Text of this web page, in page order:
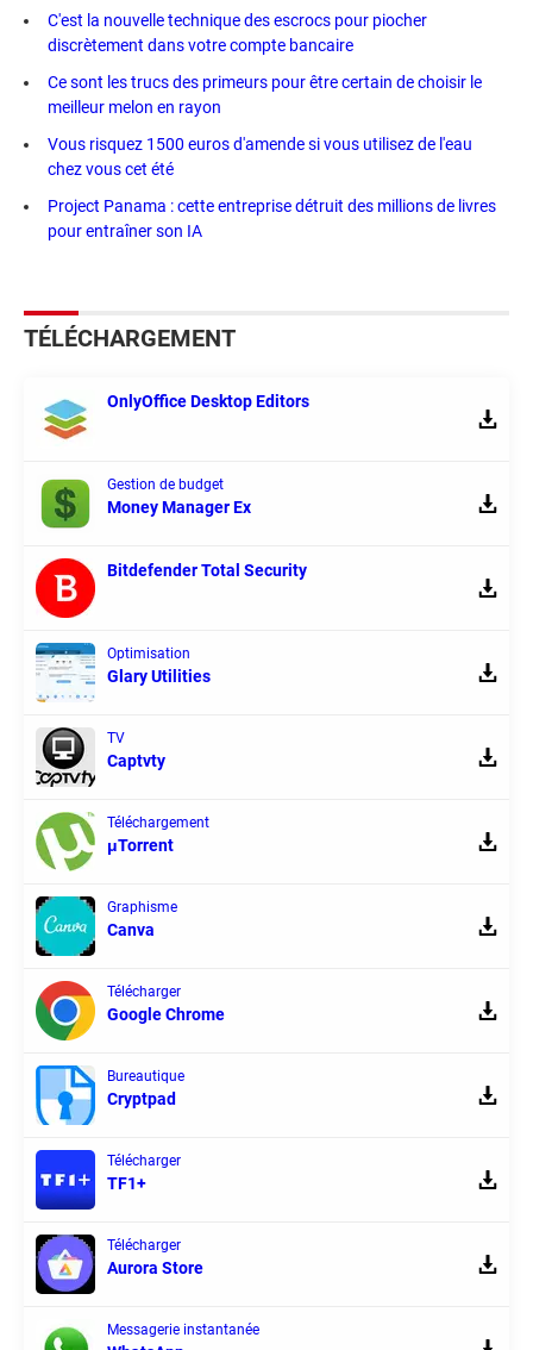
C'est la nouvelle technique des escrocs pour piocher
discrètement dans votre compte bancaire
Ce sont les trucs des primeurs pour être certain de choisir le
meilleur melon en rayon
Vous risquez 1500 euros d'amende si vous utilisez de l'eau
chez vous cet été
Project Panama : cette entreprise détruit des millions de livres
pour entraîner son IA
TÉLÉCHARGEMENT
OnlyOffice Desktop Editors
Gestion de budget
Money Manager Ex
Bitdefender Total Security
Optimisation
Glary Utilities
TV
Captvty
Téléchargement
μTorrent
Graphisme
Canva
Télécharger
Google Chrome
Bureautique
Cryptpad
Télécharger
TF1+
Télécharger
Aurora Store
Messagerie instantanée